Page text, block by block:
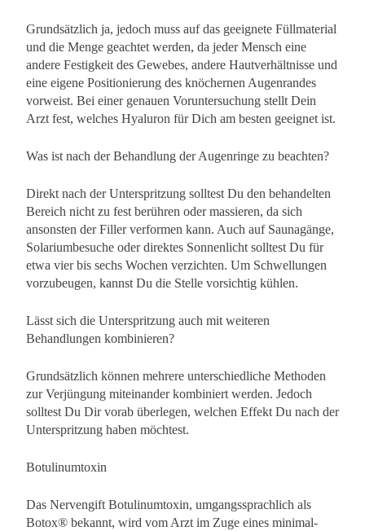
Grundsätzlich ja, jedoch muss auf das geeignete Füllmaterial
und die Menge geachtet werden, da jeder Mensch eine
andere Festigkeit des Gewebes, andere Hautverhältnisse und
eine eigene Positionierung des knöchernen Augenrandes
vorweist. Bei einer genauen Voruntersuchung stellt Dein
Arzt fest, welches Hyaluron für Dich am besten geeignet ist.
Was ist nach der Behandlung der Augenringe zu beachten?
Direkt nach der Unterspritzung solltest Du den behandelten
Bereich nicht zu fest berühren oder massieren, da sich
ansonsten der Filler verformen kann. Auch auf Saunagänge,
Solariumbesuche oder direktes Sonnenlicht solltest Du für
etwa vier bis sechs Wochen verzichten. Um Schwellungen
vorzubeugen, kannst Du die Stelle vorsichtig kühlen.
Lässt sich die Unterspritzung auch mit weiteren
Behandlungen kombinieren?
Grundsätzlich können mehrere unterschiedliche Methoden
zur Verjüngung miteinander kombiniert werden. Jedoch
solltest Du Dir vorab überlegen, welchen Effekt Du nach der
Unterspritzung haben möchtest.
Botulinumtoxin
Das Nervengift Botulinumtoxin, umgangssprachlich als
Botox® bekannt, wird vom Arzt im Zuge eines minimal-